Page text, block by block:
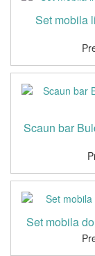
Set mobila
Scaun bar
Set mobila